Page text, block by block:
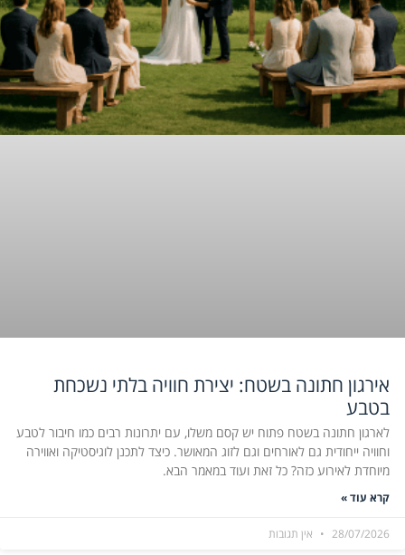
אירגון חתונה בשטח: יצירת חוויה בלתי נשכחת
בטבע
לארגון חתונה בשטח פתוח יש קסם משלו, עם יתרונות רבים כמו חיבור לטבע
וחוויה ייחודית גם לאורחים וגם לזוג המאושר. כיצד לתכנן לוגיסטיקה ואווירה
מיוחדת לאירוע כזה? כל זאת ועוד במאמר הבא.
קרא עוד »
28/07/2026 אין תגובות